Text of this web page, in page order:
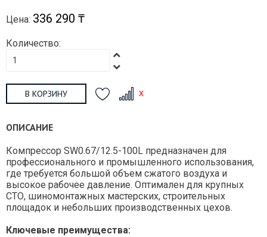
Цена: 336 290 ₸
Количество:
В КОРЗИНУ
ОПИСАНИЕ
Компрессор SW0.67/12.5-100L предназначен для
профессионального и промышленного использования,
где требуется большой объем сжатого воздуха и
высокое рабочее давление. Оптимален для крупных
СТО, шиномонтажных мастерских, строительных
площадок и небольших производственных цехов.
Ключевые преимущества: